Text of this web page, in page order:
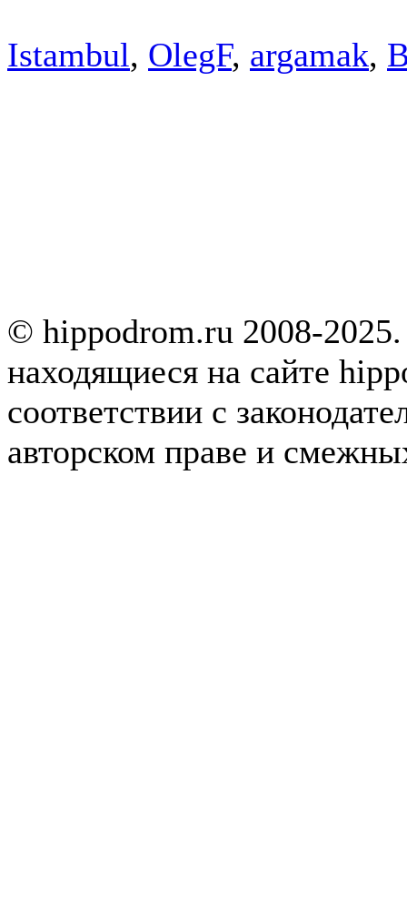
Istambul, OlegF, argamak,
© hippodrom.ru 2008-
находящиеся на сайте
соответствии с
авторском праве и